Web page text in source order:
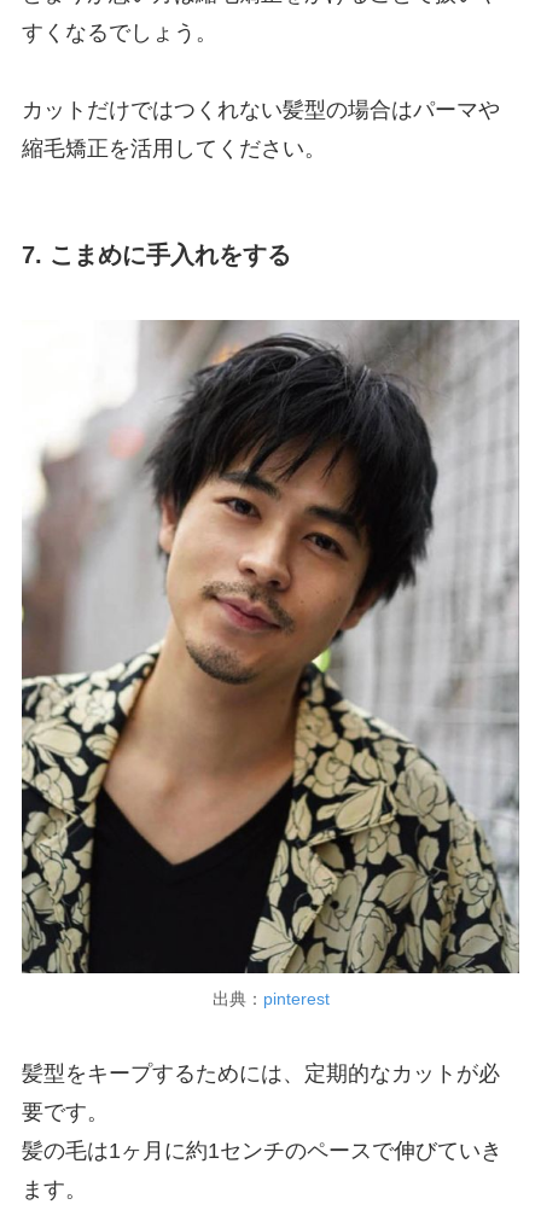
すくなるでしょう。
カットだけではつくれない髪型の場合はパーマや
縮毛矯正を活用してください。
7. こまめに手入れをする
出典： pinterest
髪型をキープするためには、定期的なカットが必
要です。
髪の毛は1ヶ月に約1センチのペースで伸びていき
ます。